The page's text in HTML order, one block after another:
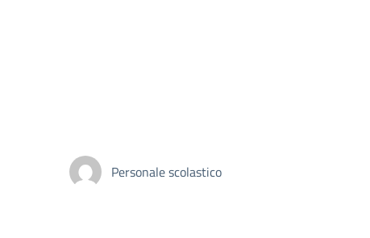
Personale scolastico